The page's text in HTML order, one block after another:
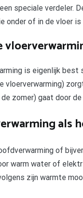
speciale verdeler.
onder of in de vloer
is eigenlijk
vloerverwarming)
zomer) gaat door
als
of
warm water of
zijn warmte